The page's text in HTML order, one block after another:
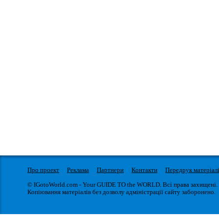
Про проект Реклама Партнери Контакти
Передрук
© IGotoWorld.com - Your GUIDE TO the WORLD. Всі права захищені.
Копіювання матеріалів без дозволу адміністрації сайту заборонено.